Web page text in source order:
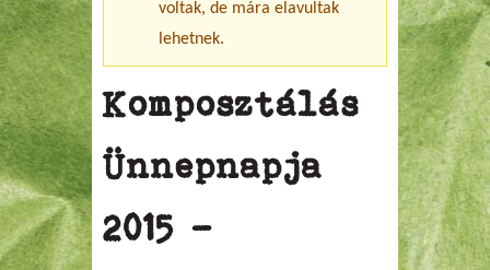
voltak, de mára elavultak
lehetnek.
Komposztálás
Ünnepnapja
2015 -